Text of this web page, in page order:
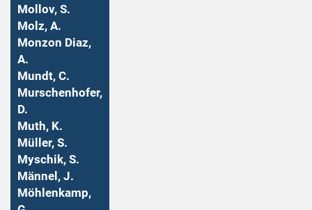
Mollov, S.
Molz, A.
Monzon Diaz,
A.
Mundt, C.
Murschenhofer,
D.
Muth, K.
Müller, S.
Myschik, S.
Männel, J.
Möhlenkamp,